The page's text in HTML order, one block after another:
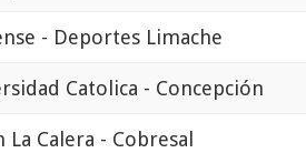
- Deportes Limache
Catolica - Concepción
La Calera - Cobresal